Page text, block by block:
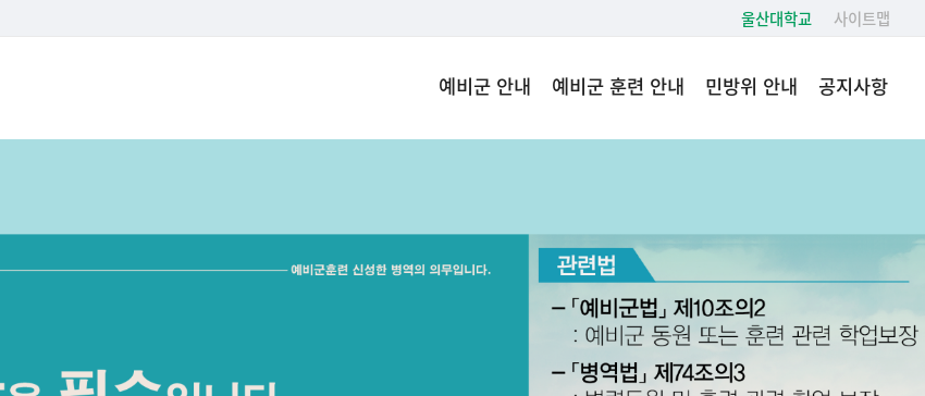
울산대학교 사이트맵
예비군 안내 예비군 훈련 안내 민방위 안내 공지사항